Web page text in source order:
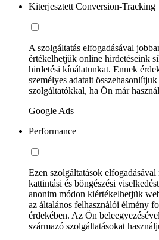
Kiterjesztett Conversion-Tracking
A szolgáltatás elfogadásával
értékelhetjük online hirdetéseink
hirdetési kínálatunkat. Ennek
személyes adatait
szolgáltatókkal, ha Ön már
Google Ads
Performance
Ezen szolgáltatások
kattintási és böngészési
anonim módon kiértékelhetjük
az általános felhasználói élmény
érdekében. Az Ön
származó szolgáltatásokat